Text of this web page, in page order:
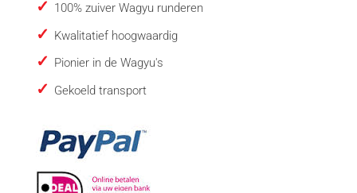
100% zuiver Wagyu runderen
Kwalitatief hoogwaardig
Pionier in de Wagyu's
Gekoeld transport